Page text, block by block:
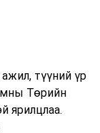
түүний үр
Төрийн
ярилцлаа.